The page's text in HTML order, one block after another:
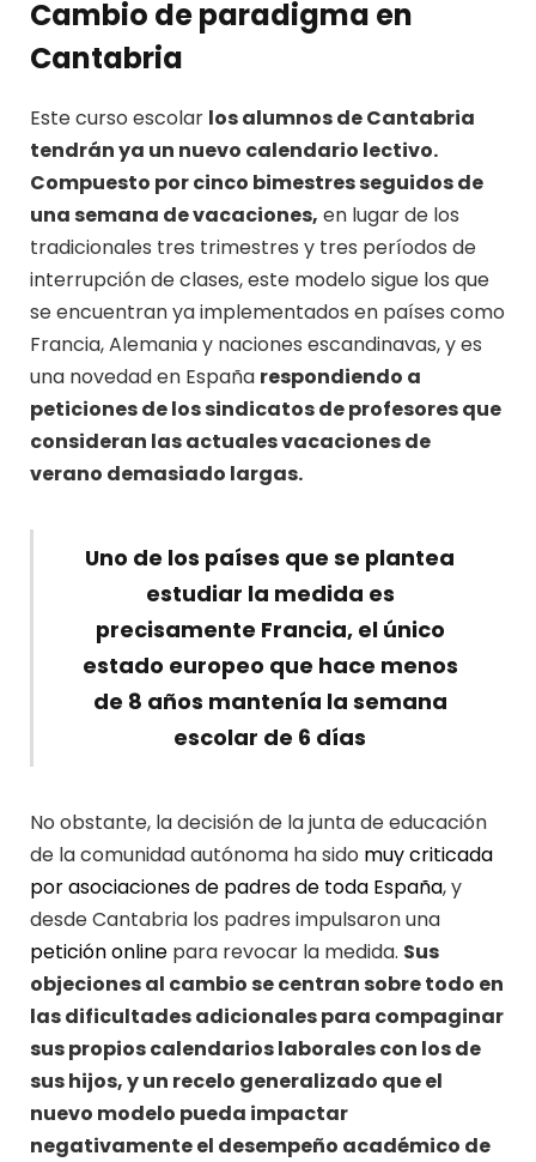
Cambio de paradigma en
Cantabria
Este curso escolar los alumnos de Cantabria
tendrán ya un nuevo calendario lectivo.
Compuesto por cinco bimestres seguidos de
una semana de vacaciones, en lugar de los
tradicionales tres trimestres y tres períodos de
interrupción de clases, este modelo sigue los que
se encuentran ya implementados en países como
Francia, Alemania y naciones escandinavas, y es
una novedad en España respondiendo a
peticiones de los sindicatos de profesores que
consideran las actuales vacaciones de
verano demasiado largas.
Uno de los países que se plantea
estudiar la medida es
precisamente Francia, el único
estado europeo que hace menos
de 8 años mantenía la semana
escolar de 6 días
No obstante, la decisión de la junta de educación
de la comunidad autónoma ha sido muy criticada
por asociaciones de padres de toda España, y
desde Cantabria los padres impulsaron una
petición online para revocar la medida. Sus
objeciones al cambio se centran sobre todo en
las dificultades adicionales para compaginar
sus propios calendarios laborales con los de
sus hijos, y un recelo generalizado que el
nuevo modelo pueda impactar
negativamente el desempeño académico de